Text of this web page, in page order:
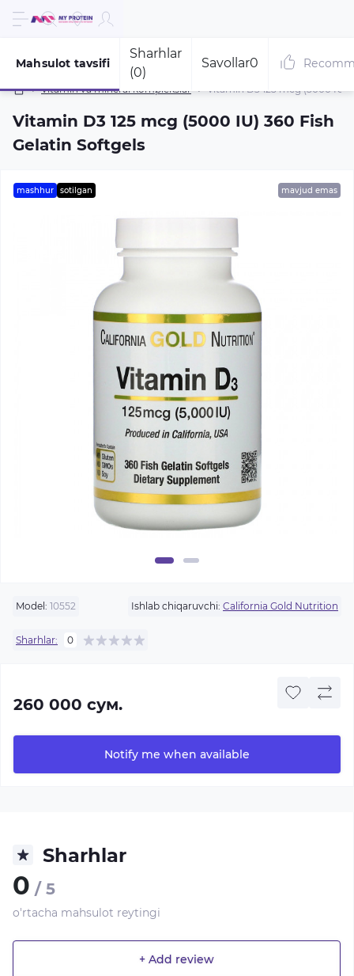
Vitamin va mineral komplekslar Vitamin D3 125 mcg (5000 IU)
Vitamin D3 125 mcg (5000 IU) 360 Fish
Gelatin Softgels
Mahsulot tavsifi
Sharhlar
(0)
Savollar0
mashhur sotilgan mavjud emas
Model: 10552 Ishlab chiqaruvchi: California Gold Nutrition
Sharhlar: 0
260 000 сум.
Notify me when available
Sharhlar
0 / 5
o'rtacha mahsulot reytingi
+ Add review